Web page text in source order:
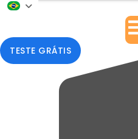
TESTE GRÁTIS